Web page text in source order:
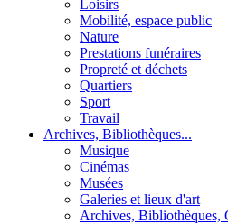
Loisirs
Mobilité, espace public
Nature
Prestations funéraires
Propreté et déchets
Quartiers
Sport
Travail
Archives, Bibliothèques...
Musique
Cinémas
Musées
Galeries et lieux d'art
Archives, Bibliothèques,